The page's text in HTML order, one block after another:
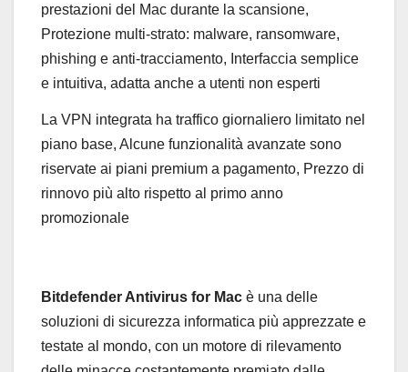
prestazioni del Mac durante la scansione,
Protezione multi-strato: malware, ransomware,
phishing e anti-tracciamento, Interfaccia semplice
e intuitiva, adatta anche a utenti non esperti
La VPN integrata ha traffico giornaliero limitato nel
piano base, Alcune funzionalità avanzate sono
riservate ai piani premium a pagamento, Prezzo di
rinnovo più alto rispetto al primo anno
promozionale
Bitdefender Antivirus for Mac è una delle
soluzioni di sicurezza informatica più apprezzate e
testate al mondo, con un motore di rilevamento